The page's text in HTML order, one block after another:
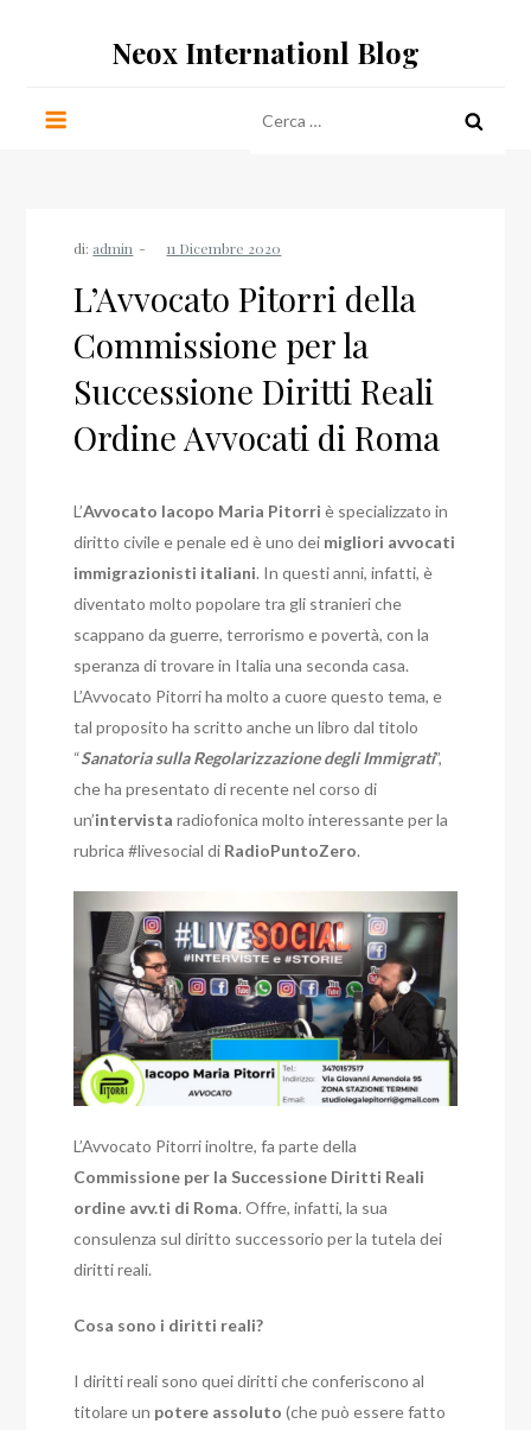
Neox Internationl Blog
per:
di: admin
L’Avvocato Pitorri della
Commissione per la
Successione Diritti Reali
Ordine Avvocati di Roma
L’Avvocato Iacopo Maria Pitorriè specializzato in
diritto civile e penale ed è uno dei migliori avvocati
immigrazionisti italiani. In questi anni, infatti, è
diventato molto popolare tra gli stranieri che
scappano da guerre, terrorismo e povertà, con la
speranza di trovare in Italia una seconda casa.
L’Avvocato Pitorri ha molto a cuore questo tema, e
tal proposito ha scritto anche un libro dal titolo
“Sanatoria sulla Regolarizzazione degli Immigrati”,
che ha presentato di recente nel corso di
un’intervistaradiofonica molto interessante per la
rubrica #livesocial di RadioPuntoZero.
L’Avvocato Pitorri inoltre, fa parte della
Commissione per la Successione Diritti Reali
ordine avv.ti di Roma. Offre, infatti, la sua
consulenza sul diritto successorio per la tutela dei
diritti reali.
Cosa sono i diritti reali?
I diritti reali sono quei diritti che conferiscono al
titolare un potere assoluto (che può essere fatto